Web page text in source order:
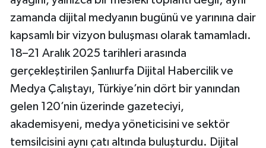
zamanda dijital medyanın bugünü ve yarınına dair
kapsamlı bir vizyon buluşması olarak tamamladı.
18–21 Aralık 2025 tarihleri arasında
gerçekleştirilen Şanlıurfa Dijital Habercilik ve
Medya Çalıştayı, Türkiye’nin dört bir yanından
gelen 120’nin üzerinde gazeteciyi,
akademisyeni, medya yöneticisini ve sektör
temsilcisini aynı çatı altında buluşturdu. Dijital
YAŞAM